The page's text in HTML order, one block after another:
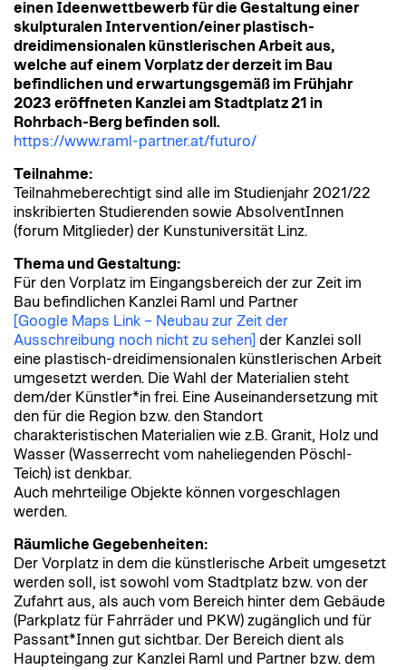
einen Ideenwettbewerb für die Gestaltung einer
skulpturalen Intervention/einer plastisch-
dreidimensionalen künstlerischen Arbeit aus,
welche auf einem Vorplatz der derzeit im Bau
befindlichen und erwartungsgemäß im Frühjahr
2023 eröffneten Kanzlei am Stadtplatz 21 in
Rohrbach-Berg befinden soll.
https://www.raml-partner.at/futuro/
Teilnahme:
Teilnahmeberechtigt sind alle im Studienjahr 2021/22
inskribierten Studierenden sowie AbsolventInnen
(forum Mitglieder) der Kunstuniversität Linz.
Thema und Gestaltung:
Für den Vorplatz im Eingangsbereich der zur Zeit im
Bau befindlichen Kanzlei Raml und Partner
[Google Maps Link – Neubau zur Zeit der
Ausschreibung noch nicht zu sehen] der Kanzlei soll
eine plastisch-dreidimensionalen künstlerischen Arbeit
umgesetzt werden. Die Wahl der Materialien steht
dem/der Künstler*in frei. Eine Auseinandersetzung mit
den für die Region bzw. den Standort
charakteristischen Materialien wie z.B. Granit, Holz und
Wasser (Wasserrecht vom naheliegenden Pöschl-
Teich) ist denkbar.
Auch mehrteilige Objekte können vorgeschlagen
werden.
Räumliche Gegebenheiten:
Der Vorplatz in dem die künstlerische Arbeit umgesetzt
werden soll, ist sowohl vom Stadtplatz bzw. von der
Zufahrt aus, als auch vom Bereich hinter dem Gebäude
(Parkplatz für Fahrräder und PKW) zugänglich und für
Passant*Innen gut sichtbar. Der Bereich dient als
Haupteingang zur Kanzlei Raml und Partner bzw. dem